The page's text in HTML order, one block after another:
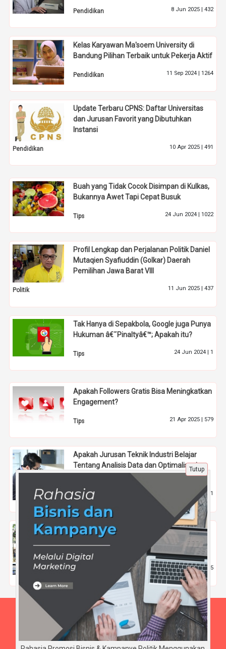
Pendidikan 8 Jun 2025 | 432
Kelas Karyawan Ma'soem University di
Bandung Pilihan Terbaik untuk Pekerja Aktif
Pendidikan 11 Sep 2024 | 1264
Update Terbaru CPNS: Daftar Universitas
dan Jurusan Favorit yang Dibutuhkan
Instansi
Pendidikan 10 Apr 2025 | 491
Buah yang Tidak Cocok Disimpan di Kulkas,
Bukannya Awet Tapi Cepat Busuk
Tips 24 Jun 2024 | 1022
Profil Lengkap dan Perjalanan Politik Daniel
Mutaqien Syafiuddin (Golkar) Daerah
Pemilihan Jawa Barat VIII
Politik 11 Jun 2025 | 437
Tak Hanya di Sepakbola, Google juga Punya
Hukuman â€˜Pinaltyâ€™; Apakah itu?
Tips 24 Jun 2024 | 1
Apakah Followers Gratis Bisa Meningkatkan
Engagement?
Tips 21 Apr 2025 | 579
Apakah Jurusan Teknik Industri Belajar
Tentang Analisis Data dan Optimalisasi
Pendidikan 16 Des 2025 | 1
Gak Cuma Jadi Petani! Loker Agribisnis
Paling Menjanjikan dan Gimana Cara Kuliah
Pendidikan 20 Nov 2025 |295
Beranda Tentang Kami
Disclaimer
Tutup